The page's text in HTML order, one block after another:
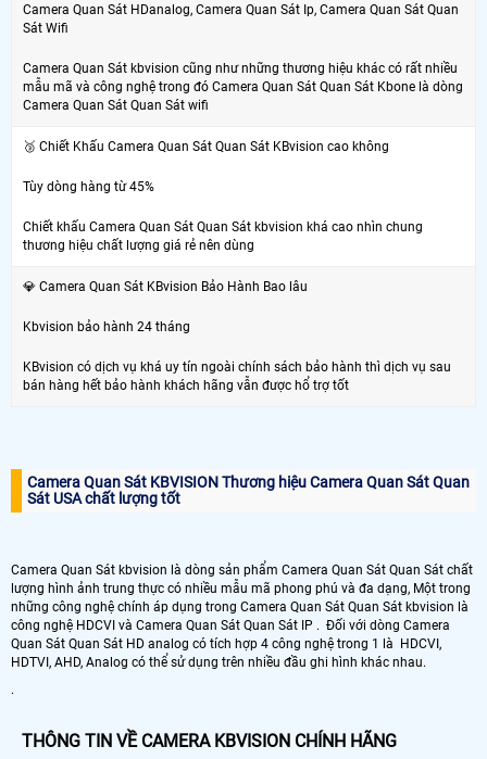
Camera Quan Sát HDanalog, Camera Quan Sát Ip, Camera Quan Sát Quan
Sát Wifi
Camera Quan Sát kbvision cũng như những thương hiệu khác có rất nhiều
mẫu mã và công nghệ trong đó Camera Quan Sát Quan Sát Kbone là dòng
Camera Quan Sát Quan Sát wifi
🥉 Chiết Khấu Camera Quan Sát Quan Sát KBvision cao không
Tùy dòng hàng từ 45%
Chiết khấu Camera Quan Sát Quan Sát kbvision khá cao nhìn chung
thương hiệu chất lượng giá rẻ nên dùng
💎 Camera Quan Sát KBvision Bảo Hành Bao lâu
Kbvision bảo hành 24 tháng
KBvision có dịch vụ khá uy tín ngoài chính sách bảo hành thì dịch vụ sau
bán hàng hết bảo hành khách hãng vẫn được hổ trợ tốt
Camera Quan Sát KBVISION Thương hiệu Camera Quan Sát Quan
Sát USA chất lượng tốt
Camera Quan Sát kbvision là dòng sản phẩm Camera Quan Sát Quan Sát chất
lượng hình ảnh trung thực có nhiều mẫu mã phong phú và đa dạng, Một trong
những công nghệ chính áp dụng trong Camera Quan Sát Quan Sát kbvision là
công nghệ HDCVI và Camera Quan Sát Quan Sát IP . Đối với dòng Camera
Quan Sát Quan Sát HD analog có tích hợp 4 công nghệ trong 1 là HDCVI,
HDTVI, AHD, Analog có thể sử dụng trên nhiều đầu ghi hình khác nhau.
.
THÔNG TIN VỀ CAMERA KBVISION CHÍNH HÃNG